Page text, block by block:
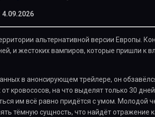
4.09.2026
альтернативной версии Европы.
и жестоких вампиров, которые пришли к
в анонсирующем трейлере, он
кровососов, на что выделят только 30
им всё равно придётся с умом. Молодой
тёмную сущность, что найдёт отражение